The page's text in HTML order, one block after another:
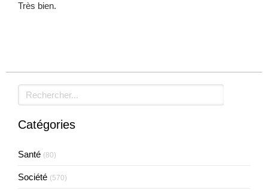
Très bien.
Rechercher
Catégories
Santé (80)
Société (570)